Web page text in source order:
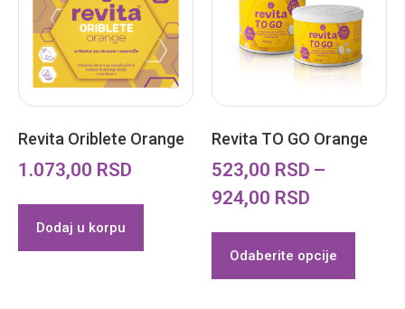
Revita Oriblete Orange
1.073,00 RSD
Dodaj u korpu
Revita TO GO Orange
523,00 RSD –
924,00 RSD
Odaberite opcije